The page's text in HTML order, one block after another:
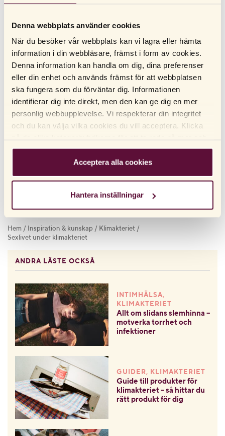
Denna webbplats använder cookies
När du besöker vår webbplats kan vi lagra eller hämta
information i din webbläsare, främst i form av cookies.
Denna information kan handla om dig, dina preferenser
eller din enhet och används främst för att webbplatsen
ska fungera som du förväntar dig. Informationen
identifierar dig inte direkt, men den kan ge dig en mer
personlig webbupplevelse. Vi respekterar din integritet
och du kan välja vilka cookies du vill acceptera. Klicka
ändra våra standardinställningar. Observera att
blockering av cookies kan påverka din upplevelse av
webbplatsen och de tjänster vi erbjuder. Om du har
användningen av cookies kan du alltid radera dem genom
att navigera till sekretessinställningarna i din webbläsare.
Acceptera alla cookies
Hantera inställningar
Oavsett vilka förändringar man upplever i klimakteriet kan det
nya sätt att ha sex eller vara nära på.
– Lyssna på kroppen. Kanske vill man börja ha sex på nya sätt
och behöver skriva om sitt gamla manus för hur man har sex. Tänk
inte att din kropp ska klara av att ha sex på ett visst sätt utan
fokusera på lust och njutning, avslutar Åsa Enervik.
Läs även: Guide till produkter för klimakteriet
SENAST UPPDATERAD: 2026.01.16
Hem / Inspiration & kunskap / Klimakteriet /
Sexlivet under klimakteriet
ANDRA LÄSTE OCKSÅ
INTIMHÄLSA,
KLIMAKTERIET
Allt om slidans slemhinna –
motverka torrhet och
infektioner
GUIDER, KLIMAKTERIET
Guide till produkter för
klimakteriet – så hittar du
rätt produkt för dig